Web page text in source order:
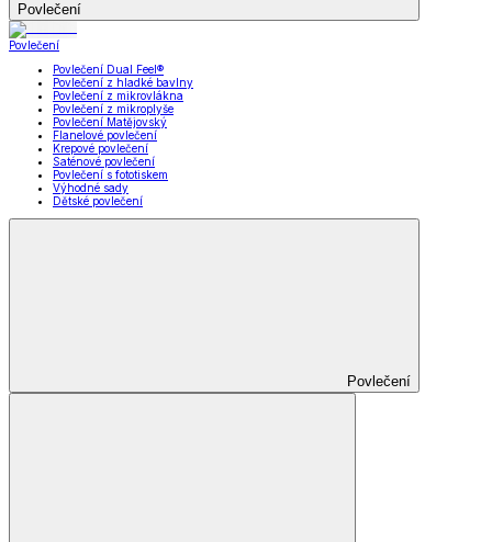
Povlečení
Povlečení
Povlečení Dual Feel®
Povlečení z hladké bavlny
Povlečení z mikrovlákna
Povlečení z mikroplyše
Povlečení Matějovský
Flanelové povlečení
Krepové povlečení
Saténové povlečení
Povlečení s fototiskem
Výhodné sady
Dětské povlečení
Povlečení